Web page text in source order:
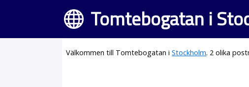
Tomtebogatan i
Välkommen till Tomtebogatan iStockholm. 2 olika